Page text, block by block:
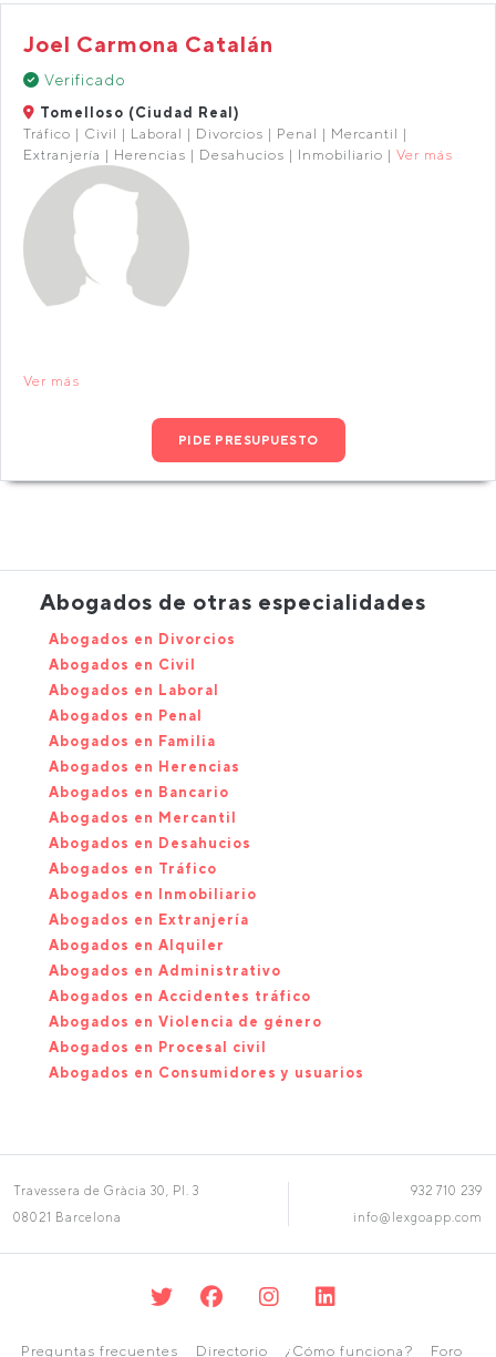
Joel Carmona Catalán
Verificado
Tomelloso (Ciudad Real)
Tráfico | Civil | Laboral | Divorcios | Penal | Mercantil |
Extranjería | Herencias | Desahucios | Inmobiliario | Ver más
Ver más
PIDE PRESUPUESTO
Abogados de otras especialidades
Abogados en Divorcios
Abogados en Civil
Abogados en Laboral
Abogados en Penal
Abogados en Familia
Abogados en Herencias
Abogados en Bancario
Abogados en Mercantil
Abogados en Desahucios
Abogados en Tráfico
Abogados en Inmobiliario
Abogados en Extranjería
Abogados en Alquiler
Abogados en Administrativo
Abogados en Accidentes tráfico
Abogados en Violencia de género
Abogados en Procesal civil
Abogados en Consumidores y usuarios
Travessera de Gràcia 30, Pl. 3
08021 Barcelona
932 710 239
info@lexgoapp.com
Preguntas frecuentes Directorio ¿Cómo funciona? Foro